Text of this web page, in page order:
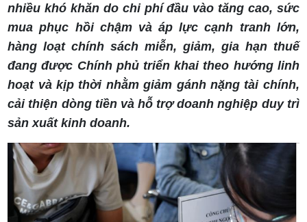
nhiều khó khăn do chi phí đầu vào tăng cao, sức
mua phục hồi chậm và áp lực cạnh tranh lớn,
hàng loạt chính sách miễn, giảm, gia hạn thuế
đang được Chính phủ triển khai theo hướng linh
hoạt và kịp thời nhằm giảm gánh nặng tài chính,
cải thiện dòng tiền và hỗ trợ doanh nghiệp duy trì
sản xuất kinh doanh.